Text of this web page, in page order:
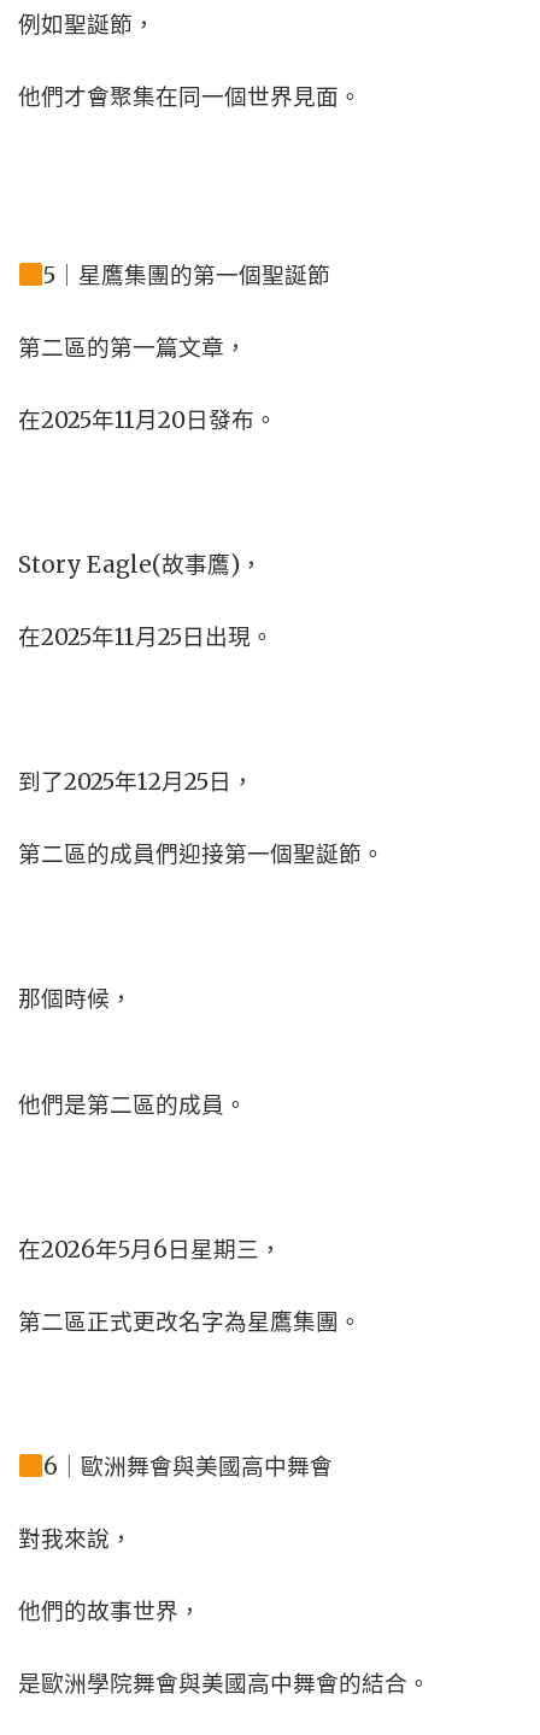
例如聖誕節，
他們才會聚集在同一個世界見面。
5｜星鷹集團的第一個聖誕節
第二區的第一篇文章，
在2025年11月20日發布。
Story Eagle(故事鷹)，
在2025年11月25日出現。
到了2025年12月25日，
第二區的成員們迎接第一個聖誕節。
那個時候，
他們是第二區的成員。
在2026年5月6日星期三，
第二區正式更改名字為星鷹集團。
6｜歐洲舞會與美國高中舞會
對我來說，
他們的故事世界，
是歐洲學院舞會與美國高中舞會的結合。